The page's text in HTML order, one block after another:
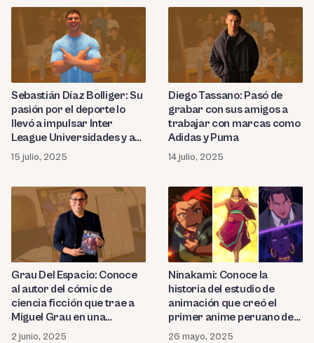
Sebastián Díaz Bolliger: Su
pasión por el deporte lo
llevó a impulsar Inter
League Universidades y a
crear Vibenfly
15 julio, 2025
Diego Tassano: Pasó de
grabar con sus amigos a
trabajar con marcas como
Adidas y Puma
14 julio, 2025
Grau Del Espacio: Conoce
al autor del cómic de
ciencia ficción que trae a
Miguel Grau en una
aventura futurista
2 junio, 2025
Ninakami: Conoce la
historia del estudio de
animación que creó el
primer anime peruano de
mitología con estilo japonés
26 mayo, 2025